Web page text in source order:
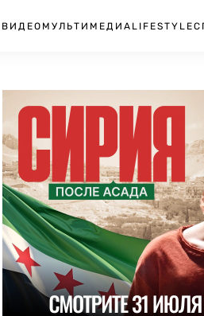
ВИДЕО МУЛЬТИМЕДИА LIFESTYLE